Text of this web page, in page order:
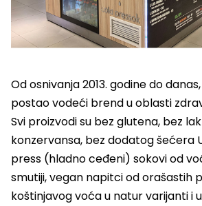
Od osnivanja 2013. godine do
postao vodeći brend u oblasti
Svi proizvodi su bez glutena, bez
konzervansa, bez dodatog šećera
press (hladno ceđeni) sokovi od
smutiji, vegan napitci od orašastih
koštinjavog voća u natur varijanti i